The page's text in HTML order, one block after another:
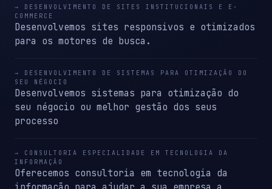
→ DESENVOLVIMENTO DE SITES INSTITUCIONAIS E E-
COMMERCE
Desenvolvemos sites responsivos e otimizados
para os motores de busca.
→ DESENVOLVIMENTO DE SISTEMAS PARA OTIMIZAÇÃO DO
SEU NÉGOCIO
Desenvolvemos sistemas para otimização do
seu négocio ou melhor gestão dos seus
processo
→ CONSULTORIA ESPECIALIDADE EM TECNOLOGIA DA
INFORMAÇÃO
Oferecemos consultoria em tecnologia da